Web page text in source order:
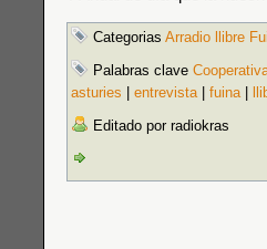
Categorias Arradio llibre
Palabras clave
asturies
entrevista| fuina|
Editado por radiokras